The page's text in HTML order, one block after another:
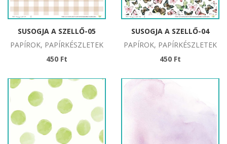
SUSOGJA A SZELLŐ-05
PAPÍROK, PAPÍRKÉSZLETEK
450 Ft
SUSOGJA A SZELLŐ-04
PAPÍROK, PAPÍRKÉSZLETEK
450 Ft